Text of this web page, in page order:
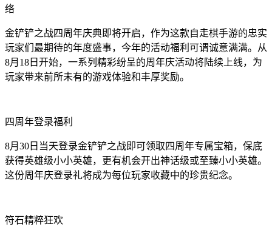
络
金铲铲之战四周年庆典即将开启，作为这款自走棋手游的忠实
玩家们最期待的年度盛事，今年的活动福利可谓诚意满满。从
8月18日开始，一系列精彩纷呈的周年庆活动将陆续上线，为
玩家带来前所未有的游戏体验和丰厚奖励。
四周年登录福利
8月30日当天登录金铲铲之战即可领取四周年专属宝箱，保底
获得英雄级小小英雄，更有机会开出神话级或至臻小小英雄。
这份周年庆登录礼将成为每位玩家收藏中的珍贵纪念。
符石精粹狂欢